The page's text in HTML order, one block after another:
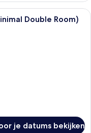
met een groot bed,
Double Room)
je datums bekijken